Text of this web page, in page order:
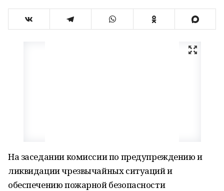
На заседании комиссии по предупреждению и
ликвидации чрезвычайных ситуаций и
обеспечению пожарной безопасности